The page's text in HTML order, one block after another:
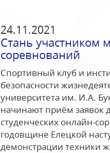
24.11.2021
Стань участником
соревнований
Спортивный клуб и
безопасности
университета им. И.А.
начинают приём заявок
студенческих онлайн-
годовщине Елецкой
демонстрации техники